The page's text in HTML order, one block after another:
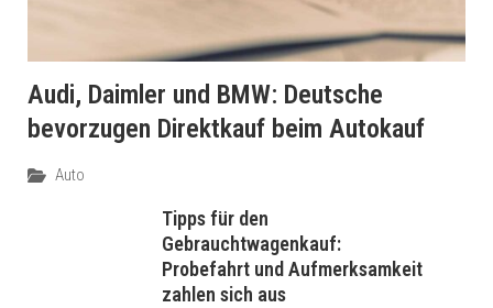
Audi, Daimler und BMW: Deutsche
bevorzugen Direktkauf beim Autokauf
Auto
Tipps für den
Gebrauchtwagenkauf:
Probefahrt und Aufmerksamkeit
zahlen sich aus